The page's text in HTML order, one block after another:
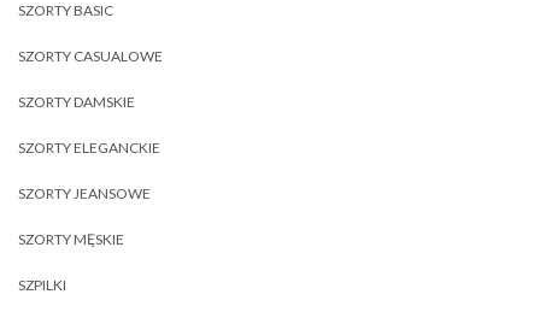
SZORTY BASIC
SZORTY CASUALOWE
SZORTY DAMSKIE
SZORTY ELEGANCKIE
SZORTY JEANSOWE
SZORTY MĘSKIE
SZPILKI